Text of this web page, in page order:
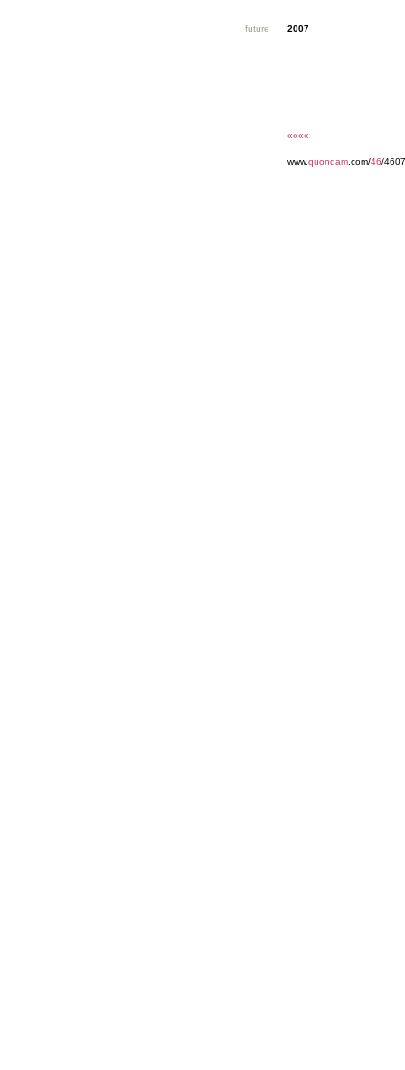
future 2007
««««
www.quondam .com/46/